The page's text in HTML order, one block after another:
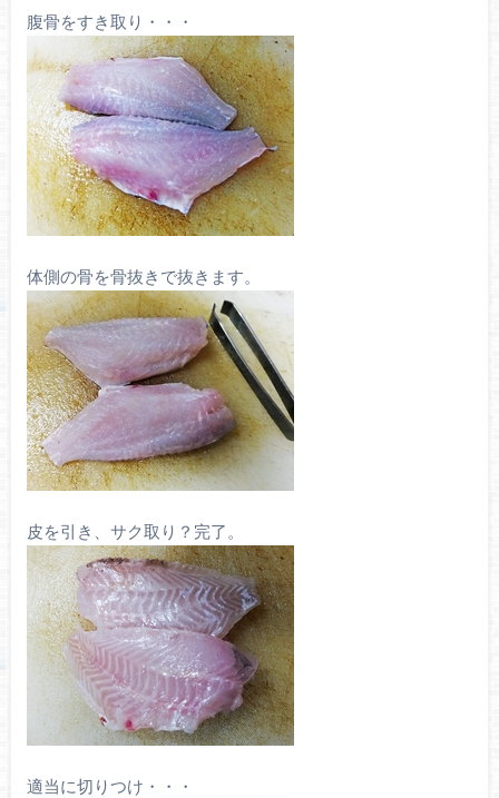
腹骨をすき取り・・・
体側の骨を骨抜きで抜きます。
皮を引き、サク取り？完了。
適当に切りつけ・・・